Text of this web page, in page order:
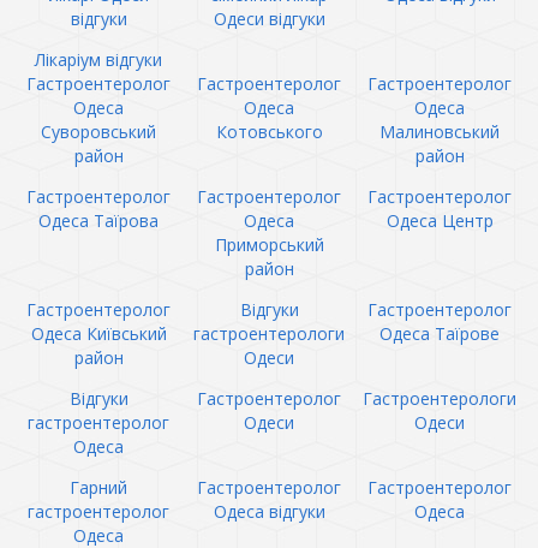
відгуки
Одеси відгуки
Лікаріум відгуки
Гастроентеролог
Одеса
Суворовський
район
Гастроентеролог
Одеса
Котовського
Гастроентеролог
Одеса
Малиновський
район
Гастроентеролог
Одеса Таїрова
Гастроентеролог
Одеса
Приморський
район
Гастроентеролог
Одеса Центр
Гастроентеролог
Одеса Київський
район
Відгуки
гастроентерологи
Одеси
Гастроентеролог
Одеса Таїрове
Відгуки
гастроентеролог
Одеса
Гастроентеролог
Одеси
Гастроентерологи
Одеси
Гарний
гастроентеролог
Одеса
Гастроентеролог
Одеса відгуки
Гастроентеролог
Одеса